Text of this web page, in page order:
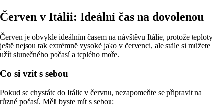
Červen v Itálii: Ideální čas na dovolenou
Červen je obvykle ideálním časem na návštěvu Itálie, protože teploty
ještě nejsou tak extrémně vysoké jako v červenci, ale stále si můžete
užít slunečného počasí a teplého moře.
Co si vzít s sebou
Pokud se chystáte do Itálie v červnu, nezapomeňte se připravit na
různé počasí. Měli byste mít s sebou: